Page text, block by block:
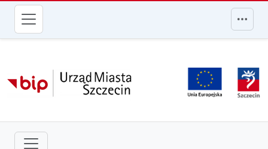
przejdź do głównego menu